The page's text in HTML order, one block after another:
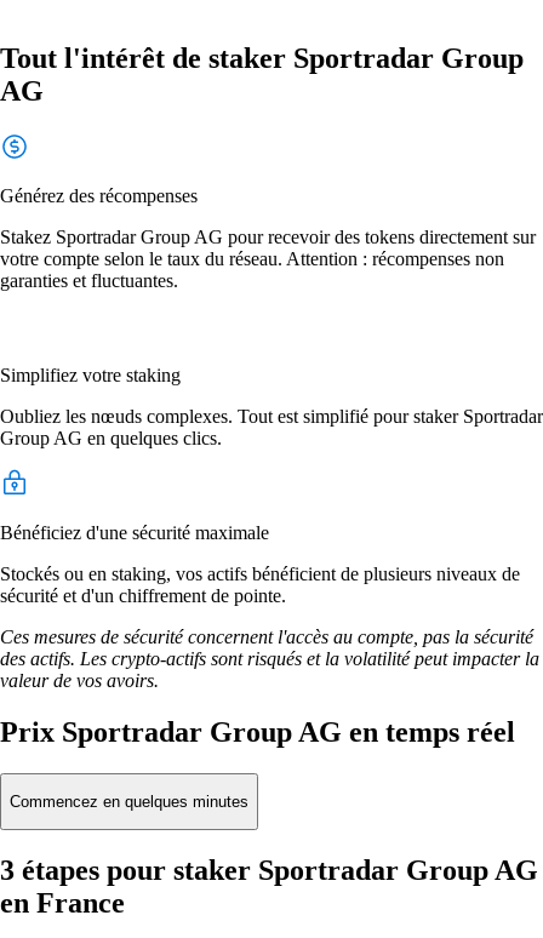
Tout l'intérêt de staker Sportradar Group
AG
Générez des récompenses
Stakez Sportradar Group AG pour recevoir des tokens directement sur
votre compte selon le taux du réseau. Attention : récompenses non
garanties et fluctuantes.
Simplifiez votre staking
Oubliez les nœuds complexes. Tout est simplifié pour staker Sportradar
Group AG en quelques clics.
Bénéficiez d'une sécurité maximale
Stockés ou en staking, vos actifs bénéficient de plusieurs niveaux de
sécurité et d'un chiffrement de pointe.
Ces mesures de sécurité concernent l'accès au compte, pas la sécurité
des actifs. Les crypto-actifs sont risqués et la volatilité peut impacter la
valeur de vos avoirs.
Prix Sportradar Group AG en temps réel
Commencez en quelques minutes
3 étapes pour staker Sportradar Group AG
en France